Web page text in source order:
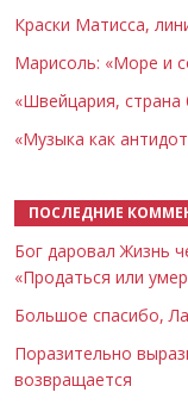
Краски Матисса,
Марисоль: «Море и
«Швейцария, страна
«Музыка как
ПОСЛЕДНИЕ
Бог даровал Жизнь
«Продаться или
Большое спасибо,
Поразительно
возвращается